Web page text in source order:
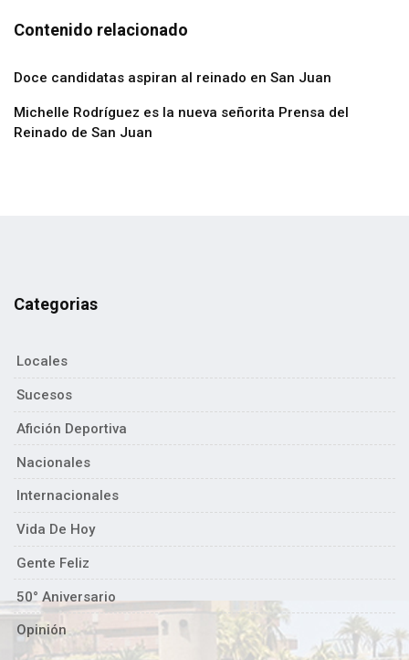
Contenido relacionado
Doce candidatas aspiran al reinado en San Juan
Michelle Rodríguez es la nueva señorita Prensa del
Reinado de San Juan
Categorias
Locales
Sucesos
Afición Deportiva
Nacionales
Internacionales
Vida De Hoy
Gente Feliz
50° Aniversario
Opinión